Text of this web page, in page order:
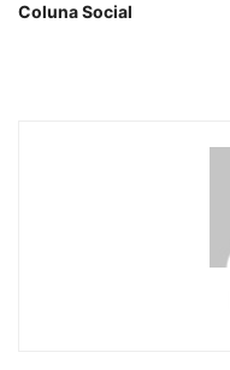
Coluna Social